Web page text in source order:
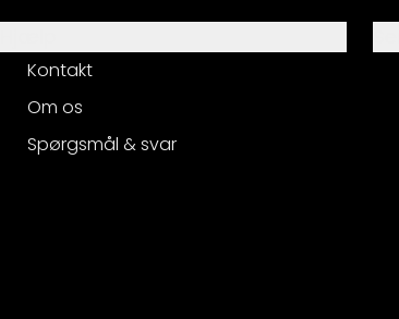
Kontakt
Om os
Spørgsmål & svar